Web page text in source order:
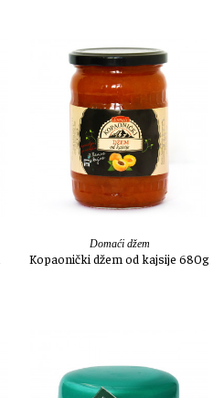
Domaći džem
Kopaonički džem od kajsije 680g